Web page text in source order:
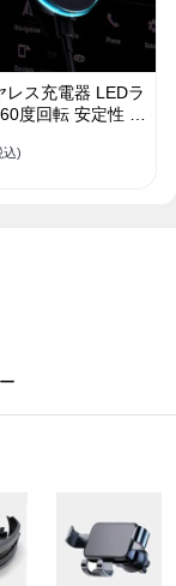
レス充電器 LEDラ
度回転 安定性 粘
片手操作 置くだ
込)